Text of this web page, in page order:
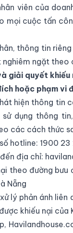
viên của
mọi cuộc tấn
thông tin
ngặt theo
giải quyết
hoặc phạm vi
hiện thông tin
dụng thông
các cách thức
hotline: 1900
địa chỉ:
theo đường
Nẵng
lý phản ánh
khiếu nại của